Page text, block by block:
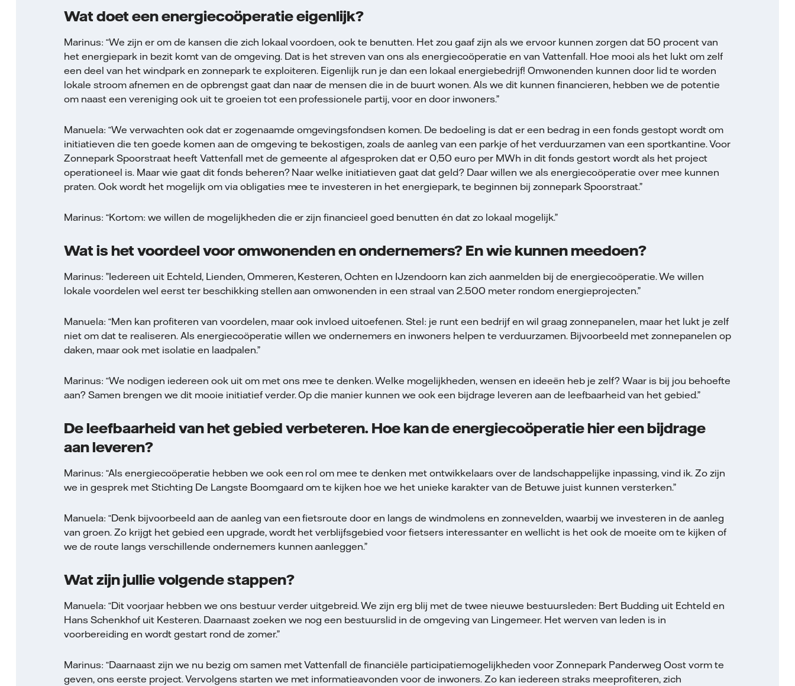
Wat doet een energiecoöperatie eigenlijk?
Marinus: “We zijn er om de kansen die zich lokaal voordoen, ook te benutten. Het zou gaaf zijn als we ervoor kunnen zorgen dat 50 procent van
het energiepark in bezit komt van de omgeving. Dat is het streven van ons als energiecoöperatie en van Vattenfall. Hoe mooi als het lukt om zelf
een deel van het windpark en zonnepark te exploiteren. Eigenlijk run je dan een lokaal energiebedrijf! Omwonenden kunnen door lid te worden
lokale stroom afnemen en de opbrengst gaat dan naar de mensen die in de buurt wonen. Als we dit kunnen financieren, hebben we de potentie
om naast een vereniging ook uit te groeien tot een professionele partij, voor en door inwoners.”
Manuela: “We verwachten ook dat er zogenaamde omgevingsfondsen komen. De bedoeling is dat er een bedrag in een fonds gestopt wordt om
initiatieven die ten goede komen aan de omgeving te bekostigen, zoals de aanleg van een parkje of het verduurzamen van een sportkantine. Voor
Zonnepark Spoorstraat heeft Vattenfall met de gemeente al afgesproken dat er 0,50 euro per MWh in dit fonds gestort wordt als het project
operationeel is. Maar wie gaat dit fonds beheren? Naar welke initiatieven gaat dat geld? Daar willen we als energiecoöperatie over mee kunnen
praten. Ook wordt het mogelijk om via obligaties mee te investeren in het energiepark, te beginnen bij zonnepark Spoorstraat.”
Marinus: “Kortom: we willen de mogelijkheden die er zijn financieel goed benutten én dat zo lokaal mogelijk.”
Wat is het voordeel voor omwonenden en ondernemers? En wie kunnen meedoen?
Marinus: ”Iedereen uit Echteld, Lienden, Ommeren, Kesteren, Ochten en IJzendoorn kan zich aanmelden bij de energiecoöperatie. We willen
lokale voordelen wel eerst ter beschikking stellen aan omwonenden in een straal van 2.500 meter rondom energieprojecten.”
Manuela: “Men kan profiteren van voordelen, maar ook invloed uitoefenen. Stel: je runt een bedrijf en wil graag zonnepanelen, maar het lukt je zelf
niet om dat te realiseren. Als energiecoöperatie willen we ondernemers en inwoners helpen te verduurzamen. Bijvoorbeeld met zonnepanelen op
daken, maar ook met isolatie en laadpalen.”
Marinus: “We nodigen iedereen ook uit om met ons mee te denken. Welke mogelijkheden, wensen en ideeën heb je zelf? Waar is bij jou behoefte
aan? Samen brengen we dit mooie initiatief verder. Op die manier kunnen we ook een bijdrage leveren aan de leefbaarheid van het gebied.”
De leefbaarheid van het gebied verbeteren. Hoe kan de energiecoöperatie hier een bijdrage
aan leveren?
Marinus: “Als energiecoöperatie hebben we ook een rol om mee te denken met ontwikkelaars over de landschappelijke inpassing, vind ik. Zo zijn
we in gesprek met Stichting De Langste Boomgaard om te kijken hoe we het unieke karakter van de Betuwe juist kunnen versterken.”
Manuela: “Denk bijvoorbeeld aan de aanleg van een fietsroute door en langs de windmolens en zonnevelden, waarbij we investeren in de aanleg
van groen. Zo krijgt het gebied een upgrade, wordt het verblijfsgebied voor fietsers interessanter en wellicht is het ook de moeite om te kijken of
we de route langs verschillende ondernemers kunnen aanleggen.”
Wat zijn jullie volgende stappen?
Manuela: “Dit voorjaar hebben we ons bestuur verder uitgebreid. We zijn erg blij met de twee nieuwe bestuursleden: Bert Budding uit Echteld en
Hans Schenkhof uit Kesteren. Daarnaast zoeken we nog een bestuurslid in de omgeving van Lingemeer. Het werven van leden is in
voorbereiding en wordt gestart rond de zomer.”
Marinus: “Daarnaast zijn we nu bezig om samen met Vattenfall de financiële participatiemogelijkheden voor Zonnepark Panderweg Oost vorm te
geven, ons eerste project. Vervolgens starten we met informatieavonden voor de inwoners. Zo kan iedereen straks meeprofiteren, zich